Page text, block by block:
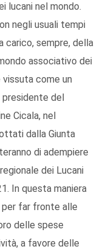
lucani nel mondo.
negli usuali tempi
carico, sempre, della
associativo dei
vissuta come un
presidente del
Cicala, nel
dalla Giunta
di adempiere
dei Lucani
In questa maniera
far fronte alle
delle spese
a favore delle